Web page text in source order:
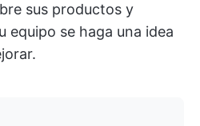
sus productos y
equipo se haga una idea